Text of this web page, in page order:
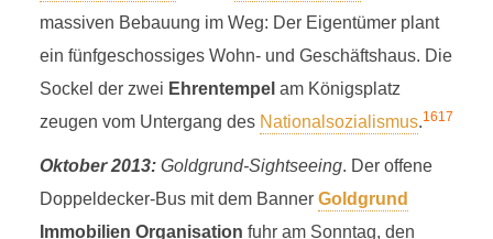
massiven Bebauung im Weg: Der Eigentümer plant
ein fünfgeschossiges Wohn- und Geschäftshaus. Die
Sockel der zwei Ehrentempel am Königsplatz
zeugen vom Untergang des Nationalsozialismus.1617
Oktober 2013:Goldgrund-Sightseeing. Der offene
Doppeldecker-Bus mit dem Banner Goldgrund
Immobilien Organisation fuhr am Sonntag, den